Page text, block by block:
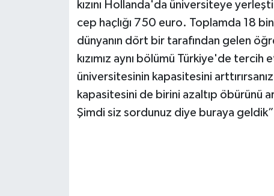
kızını Hollanda'da üniversiteye
cep haçlığı 750 euro. Toplamda 18
dünyanın dört bir tarafından gelen
kızımız aynı bölümü Türkiye'de
üniversitesinin kapasitesini
kapasitesini de birini azaltıp öbürünü
Şimdi siz sordunuz diye buraya